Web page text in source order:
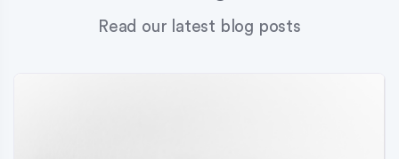
Read our latest blog posts